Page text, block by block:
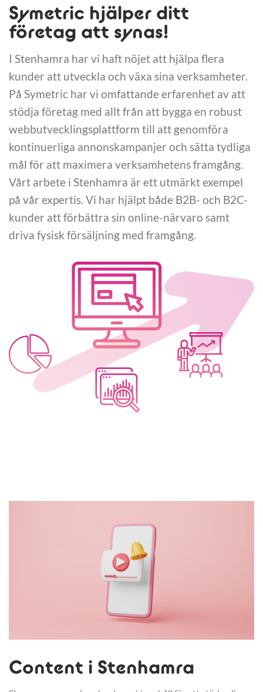
Symetric hjälper ditt
företag att synas!
I Stenhamra har vi haft nöjet att hjälpa flera
kunder att utveckla och växa sina verksamheter.
På Symetric har vi omfattande erfarenhet av att
stödja företag med allt från att bygga en robust
webbutvecklingsplattform till att genomföra
kontinuerliga annonskampanjer och sätta tydliga
mål för att maximera verksamhetens framgång.
Vårt arbete i Stenhamra är ett utmärkt exempel
på vår expertis. Vi har hjälpt både B2B- och B2C-
kunder att förbättra sin online-närvaro samt
driva fysisk försäljning med framgång.
Content i Stenhamra